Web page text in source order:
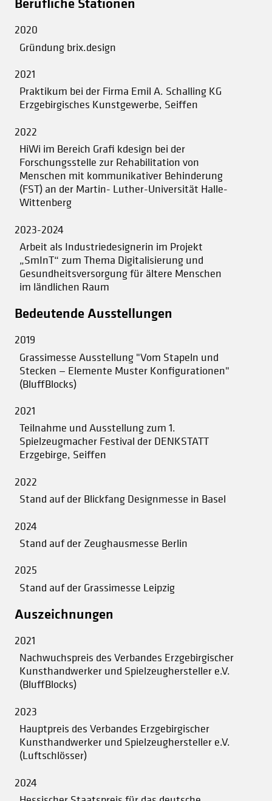
2020
Gründung brix.design
2021
Praktikum bei der Firma Emil A. Schalling KG
Erzgebirgisches Kunstgewerbe, Seiffen
2022
HiWi im Bereich Grafi kdesign bei der
Forschungsstelle zur Rehabilitation von
Menschen mit kommunikativer Behinderung
(FST) an der Martin- Luther-Universität Halle-
Wittenberg
2023-2024
Arbeit als Industriedesignerin im Projekt
„SmInT“ zum Thema Digitalisierung und
Gesundheitsversorgung für ältere Menschen
im ländlichen Raum
Bedeutende Ausstellungen
2019
Grassimesse Ausstellung "Vom Stapeln und
Stecken — Elemente Muster Konfigurationen"
(BluffBlocks)
2021
Teilnahme und Ausstellung zum 1.
Spielzeugmacher Festival der DENKSTATT
Erzgebirge, Seiffen
2022
Stand auf der Blickfang Designmesse in Basel
2024
Stand auf der Zeughausmesse Berlin
2025
Stand auf der Grassimesse Leipzig
Auszeichnungen
2021
Nachwuchspreis des Verbandes Erzgebirgischer
Kunsthandwerker und Spielzeughersteller e.V.
(BluffBlocks)
2023
Hauptpreis des Verbandes Erzgebirgischer
Kunsthandwerker und Spielzeughersteller e.V.
(Luftschlösser)
2024